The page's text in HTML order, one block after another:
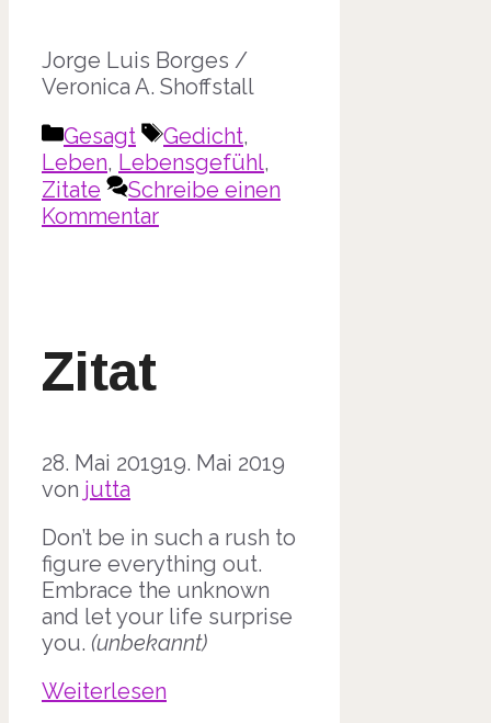
Jorge Luis Borges /
Veronica A. Shoffstall
Kategorien
Gesagt Schlagwörter
Gedicht,
Leben, Lebensgefühl,
Zitate
Schreibe einen
Kommentar
Zitat
28. Mai 201919. Mai 2019
von jutta
Don’t be in such a rush to
figure everything out.
Embrace the unknown
and let your life surprise
you. (unbekannt)
Weiterlesen